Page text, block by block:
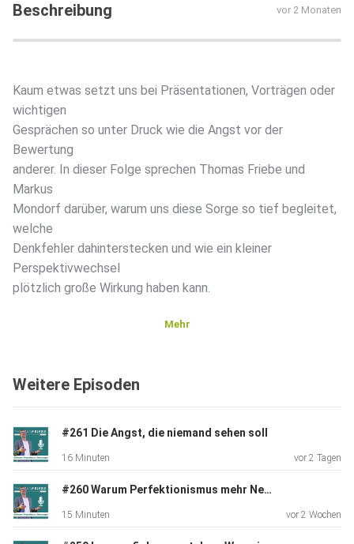
Beschreibung vor 2 Monaten
Kaum etwas setzt uns bei Präsentationen, Vorträgen oder
wichtigen
Gesprächen so unter Druck wie die Angst vor der
Bewertung
anderer. In dieser Folge sprechen Thomas Friebe und
Markus
Mondorf darüber, warum uns diese Sorge so tief begleitet,
welche
Denkfehler dahinterstecken und wie ein kleiner
Perspektivwechsel
plötzlich große Wirkung haben kann.
praxiserprobte Tipps und Tricks um besser auftreten,
und überzeugen zu können? Du willst dein Lampenfieber
überwinden
und mehr Sicherheit gewinnen? Oder hast Du eine
besondere
Herausforderung und willst mit mir persönlich sprechen?
Mehr
Weitere Episoden
#261 Die Angst, die niemand sehen soll
16 Minuten vor 2 Tagen
#260 Warum Perfektionismus mehr Nervosität erzeugt als Sicherheit
15 Minuten vor 2 Wochen